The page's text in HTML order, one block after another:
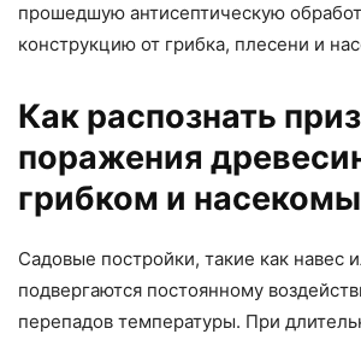
прошедшую антисептическую
конструкцию от грибка, плесени и
Как распознать
поражения
грибком и
Садовые постройки, такие как навес
подвергаются постоянному
перепадов температуры. При